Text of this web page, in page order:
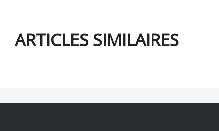
ARTICLES SIMILAIRES